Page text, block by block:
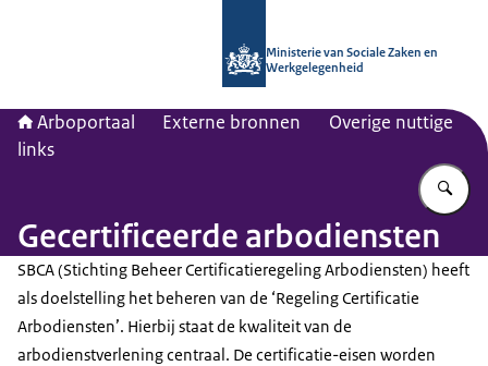
Ministerie van Sociale Zaken en
Werkgelegenheid
Arboportaal Externe bronnen
Overige nuttige
links
Gecertificeerde arbodiensten
SBCA (Stichting Beheer Certificatieregeling Arbodiensten) heeft
als doelstelling het beheren van de ‘Regeling Certificatie
Arbodiensten’. Hierbij staat de kwaliteit van de
arbodienstverlening centraal. De certificatie-eisen worden